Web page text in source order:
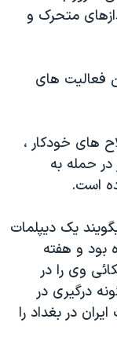
متحرک و
فعاليت های
های خودکار ،
حمله به
است.
يک ديپلمات
بود و هفته
وی را در
درگيری در
در بغداد را